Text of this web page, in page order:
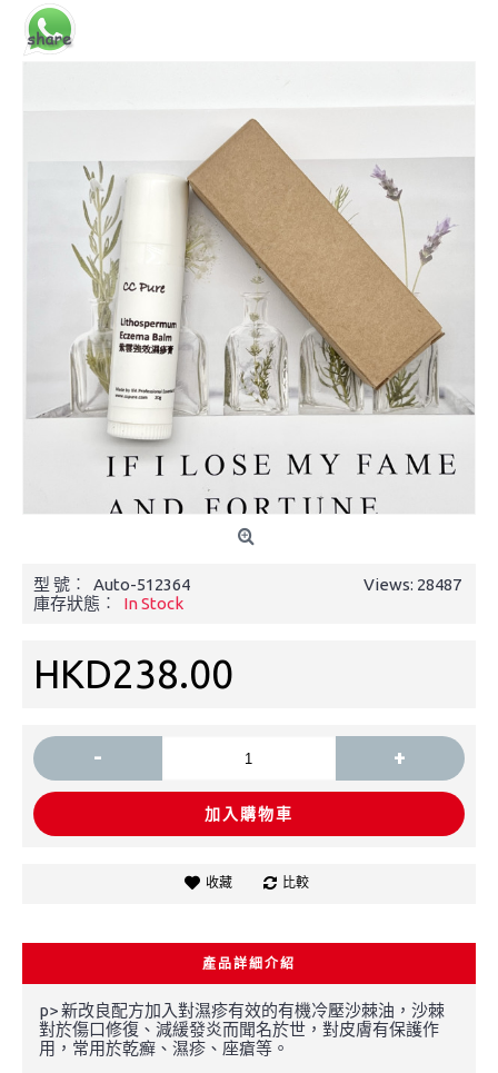
Views: 28487
型 號︰
Auto-512364
庫存狀態︰
In Stock
HKD238.00
- +
加入購物車
收藏 比較
產品詳細介紹
p> 新改良配方加入對濕疹有效的有機冷壓沙棘油，沙棘
對於傷口修復、減緩發炎而聞名於世，對皮膚有保護作
用，常用於乾癬、濕疹、座瘡等。